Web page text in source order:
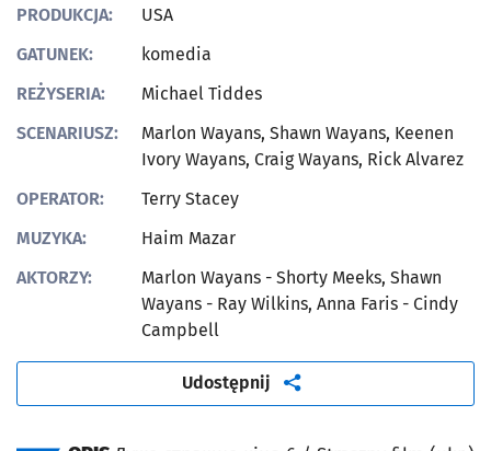
PRODUKCJA:
USA
GATUNEK:
komedia
REŻYSERIA:
Michael Tiddes
SCENARIUSZ:
Marlon Wayans, Shawn Wayans, Keenen
Ivory Wayans, Craig Wayans, Rick Alvarez
OPERATOR:
Terry Stacey
MUZYKA:
Haim Mazar
AKTORZY:
Marlon Wayans - Shorty Meeks, Shawn
Wayans - Ray Wilkins, Anna Faris - Cindy
Campbell
Udostępnij artykuł